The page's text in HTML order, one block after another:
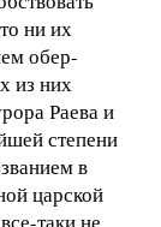
ни их
обер-
из них
Раева и
степени
в
царской